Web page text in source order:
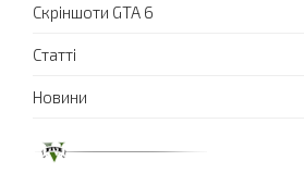
Скріншоти GTA 6
Статті
Новини